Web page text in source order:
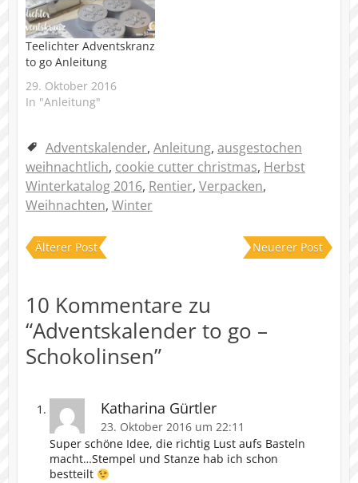
Teelichter Adventskranz
to go Anleitung
29. Oktober 2016
In "Anleitung"
Adventskalender, Anleitung, ausgestochen
weihnachtlich, cookie cutter christmas, Herbst
Winterkatalog 2016, Rentier, Verpacken,
Weihnachten, Winter
Älterer Post Neuerer Post
10 Kommentare zu
“Adventskalender to go –
Schokolinsen”
Katharina Gürtler
23. Oktober 2016 um 22:11
Super schöne Idee, die richtig Lust aufs Basteln
macht…Stempel und Stanze hab ich schon
bestteilt